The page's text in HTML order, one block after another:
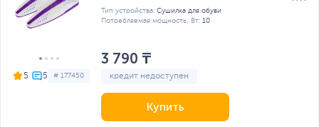
5 # 177450
Тип устройства: Сушилка для обуви
Потребляемая мощность, Вт: 10
3 790 ₸
кредит недоступен
Купить